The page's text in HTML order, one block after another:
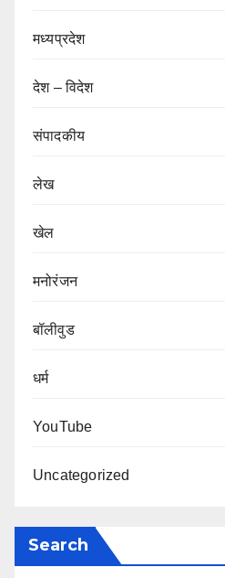
मध्यप्रदेश
देश – विदेश
संपादकीय
लेख
खेल
मनोरंजन
बॉलीवुड
धर्म
YouTube
Uncategorized
Search